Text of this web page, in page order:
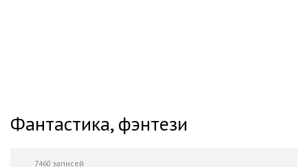
Фантастика, фэнтези
7460 записей